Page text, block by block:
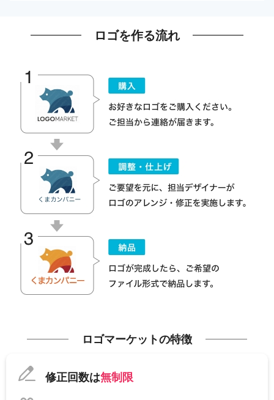
ロゴを作る流れ
ロゴマーケットの特徴
修正回数は無制限